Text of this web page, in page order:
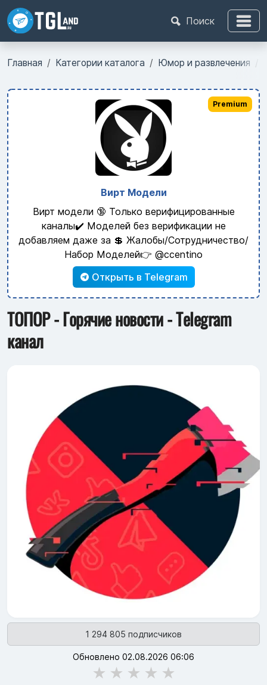
Поиск
Главная Категории каталога Юмор и развлечения
Вирт Модели
Вирт модели 🔞 Только верифицированные
каналы✔️ Моделей без верификации не
добавляем даже за 💲 Жалобы/Сотрудничество/
Набор Моделей👉 @ccentino
Открыть в Telegram
Premium
ТОПОР - Горячие новости - Telegram
канал
1 294 805 подписчиков
Обновлено 02.08.2026 06:06
★ ★ ★ ★ ★